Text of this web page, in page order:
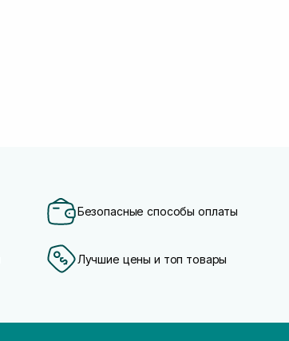
Безопасные способы оплаты
Лучшие цены и топ товары